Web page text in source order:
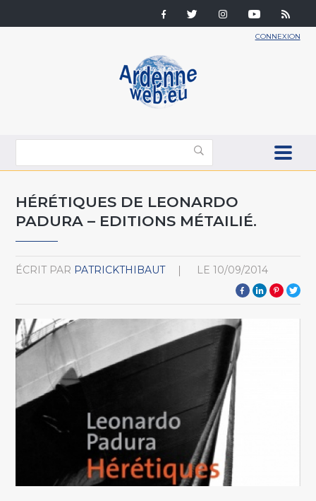
CONNEXION
HÉRÉTIQUES DE LEONARDO
PADURA – EDITIONS MÉTAILIÉ.
ÉCRIT PAR PATRICKTHIBAUT LE 10/09/2014